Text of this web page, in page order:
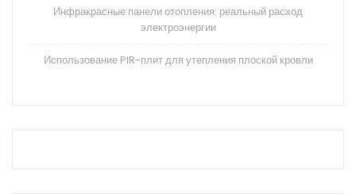
Инфракрасные панели отопления: реальный расход
электроэнергии
Использование PIR-плит для утепления плоской кровли